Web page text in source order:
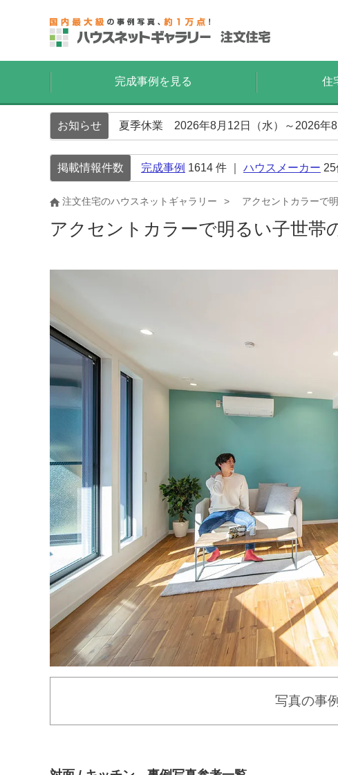
完成事例を見る 住
お知らせ 夏季休業 2026年8月12日（水）～2026年
掲載情報件数 完成事例 1614 件 ｜ ハウスメーカー 25
注文住宅のハウスネットギャラリー アクセントカラーで
アクセントカラーで明るい子世帯
写真の事